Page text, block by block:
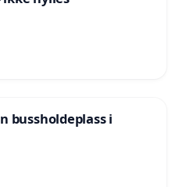
bussholdeplass i